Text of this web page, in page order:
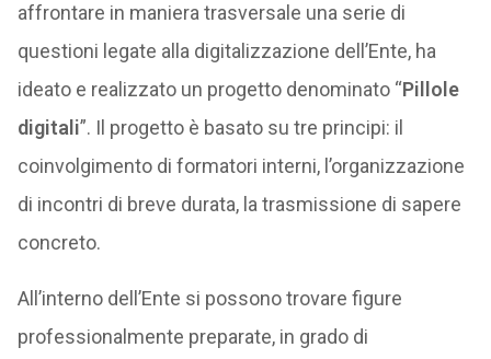
affrontare in maniera trasversale una serie di
questioni legate alla digitalizzazione dell’Ente, ha
ideato e realizzato un progetto denominato “Pillole
digitali”. Il progetto è basato su tre principi: il
coinvolgimento di formatori interni, l’organizzazione
di incontri di breve durata, la trasmissione di sapere
concreto.
All’interno dell’Ente si possono trovare figure
professionalmente preparate, in grado di